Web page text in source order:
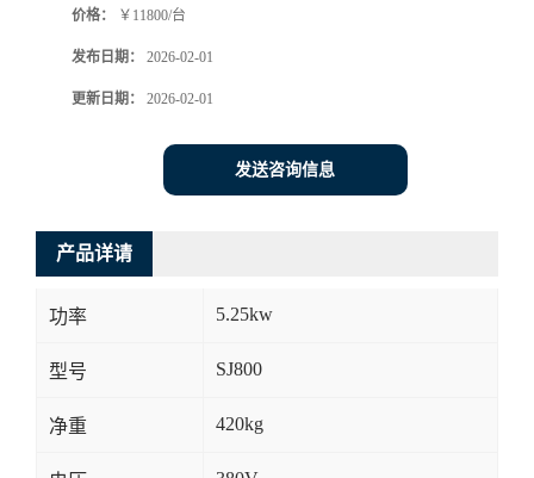
价格： ￥11800/台
发布日期： 2026-02-01
更新日期： 2026-02-01
发送咨询信息
产品详请
功率 5.25kw
型号 SJ800
净重 420kg